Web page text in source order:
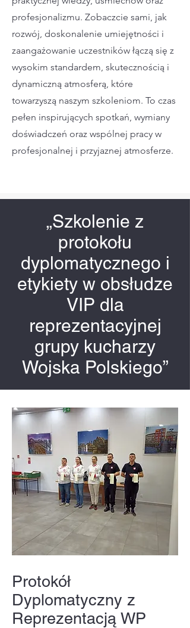
profesjonalizmu. Zobaczcie sami, jak
rozwój, doskonalenie umiejętności i
zaangażowanie uczestników łączą się z
wysokim standardem, skutecznością i
dynamiczną atmosferą, które
towarzyszą naszym szkoleniom. To czas
pełen inspirujących spotkań, wymiany
doświadczeń oraz wspólnej pracy w
profesjonalnej i przyjaznej atmosferze.
„Szkolenie z
protokołu
dyplomatycznego i
etykiety w obsłudze
VIP dla
reprezentacyjnej
grupy kucharzy
Wojska Polskiego”
Protokół
Dyplomatyczny z
Reprezentacją WP